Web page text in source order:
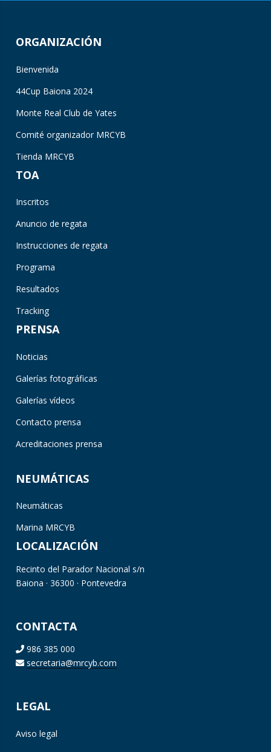
ORGANIZACIÓN
Bienvenida
44Cup Baiona 2024
Monte Real Club de Yates
Comité organizador MRCYB
Tienda MRCYB
TOA
Inscritos
Anuncio de regata
Instrucciones de regata
Programa
Resultados
Tracking
PRENSA
Noticias
Galerías fotográficas
Galerías vídeos
Contacto prensa
Acreditaciones prensa
NEUMÁTICAS
Neumáticas
Marina MRCYB
LOCALIZACIÓN
Recinto del Parador Nacional s/n
Baiona · 36300 · Pontevedra
CONTACTA
986 385 000
secretaria@mrcyb.com
LEGAL
Aviso legal